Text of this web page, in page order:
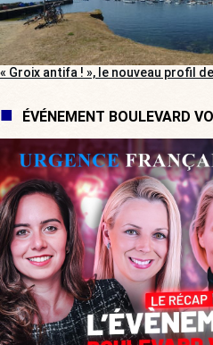
« Groix antifa ! », le nouveau profil
ÉVÉNEMENT BOULEVARD